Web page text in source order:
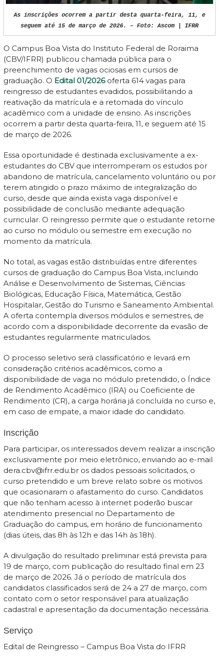
As inscrições ocorrem a partir desta quarta-feira, 11, e
seguem até 15 de março de 2026. – Foto: Ascom | IFRR
O Campus Boa Vista do Instituto Federal de Roraima
(CBV/IFRR) publicou chamada pública para o
preenchimento de vagas ociosas em cursos de
graduação. O Edital 01/2026oferta 614 vagas para
reingresso de estudantes evadidos, possibilitando a
reativação da matrícula e a retomada do vínculo
acadêmico com a unidade de ensino. As inscrições
ocorrem a partir desta quarta-feira, 11, e seguem até 15
de março de 2026.
Essa oportunidade é destinada exclusivamente a ex-
estudantes do CBV que interromperam os estudos por
abandono de matrícula, cancelamento voluntário ou por
terem atingido o prazo máximo de integralização do
curso, desde que ainda exista vaga disponível e
possibilidade de conclusão mediante adequação
curricular. O reingresso permite que o estudante retorne
ao curso no módulo ou semestre em execução no
momento da matrícula.
No total, as vagas estão distribuídas entre diferentes
cursos de graduação do Campus Boa Vista, incluindo
Análise e Desenvolvimento de Sistemas, Ciências
Biológicas, Educação Física, Matemática, Gestão
Hospitalar, Gestão do Turismo e Saneamento Ambiental.
A oferta contempla diversos módulos e semestres, de
acordo com a disponibilidade decorrente da evasão de
estudantes regularmente matriculados.
O processo seletivo será classificatório e levará em
consideração critérios acadêmicos, como a
disponibilidade de vaga no módulo pretendido, o Índice
de Rendimento Acadêmico (IRA) ou Coeficiente de
Rendimento (CR), a carga horária já concluída no curso e,
em caso de empate, a maior idade do candidato.
Inscrição
Para participar, os interessados devem realizar a inscrição
exclusivamente por meio eletrônico, enviando ao e-mail
dera.cbv@ifrr.edu.br os dados pessoais solicitados, o
curso pretendido e um breve relato sobre os motivos
que ocasionaram o afastamento do curso. Candidatos
que não tenham acesso à internet poderão buscar
atendimento presencial no Departamento de
Graduação do campus, em horário de funcionamento
(dias úteis, das 8h às 12h e das 14h às 18h).
A divulgação do resultado preliminar está prevista para
19 de março, com publicação do resultado final em 23
de março de 2026. Já o período de matrícula dos
candidatos classificados será de 24 a 27 de março, com
contato com o setor responsável para atualização
cadastral e apresentação da documentação necessária.
Serviço
Edital de Reingresso – Campus Boa Vista do IFRR